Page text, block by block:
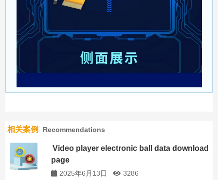
相关案例 Recommendations
Video player electronic ball data download
page
2025年6月13日 3286